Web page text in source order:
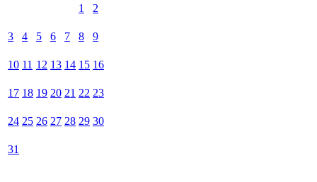
1
2
3 4 5 6 7 8 9
10 11 12 13 14 15 16
17 18 19 20 21 22 23
24 25 26 27 28 29 30
31